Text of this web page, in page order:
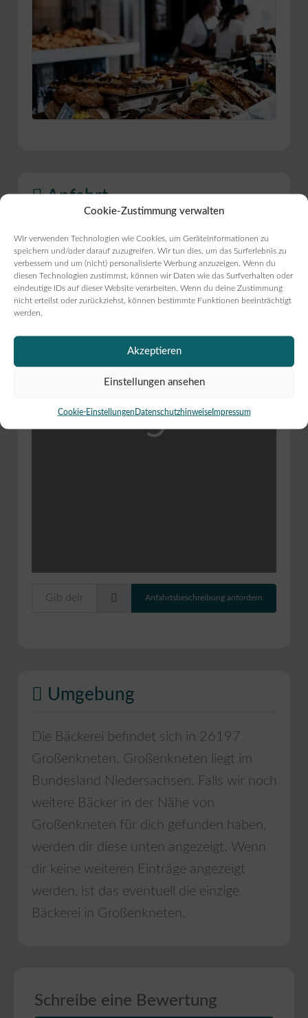
Cookie-Zustimmung verwalten
Wir verwenden Technologien wie Cookies, um Geräteinformationen zu
speichern und/oder darauf zuzugreifen. Wir tun dies, um das Surferlebnis zu
verbessern und um (nicht) personalisierte Werbung anzuzeigen. Wenn du
diesen Technologien zustimmst, können wir Daten wie das Surfverhalten oder
eindeutige IDs auf dieser Website verarbeiten. Wenn du deine Zustimmung
nicht erteilst oder zurückziehst, können bestimmte Funktionen beeinträchtigt
werden.
Akzeptieren
Einstellungen ansehen
Cookie-Einstellungen DatenschutzhinweiseImpressum
Anfahrt
Adresse:Wildeshauser Str. 5,26197
Großenkneten(Niedersachsen)
Wird geladen …
Gib deinen Standort ein.
Anfahrtsbeschreibung anfordern
Umgebung
Die Bäckerei befindet sich in 26197
Großenkneten . Großenkneten liegt im
Bundesland Niedersachsen . Falls wir noch
weitere Bäcker in der Nähe von
Großenkneten für dich gefunden haben,
werden dir diese unten angezeigt. Wenn
dir keine weiteren Einträge angezeigt
werden, ist das eventuell die einzige
Bäckerei in Großenkneten .
Schreibe eine Bewertung